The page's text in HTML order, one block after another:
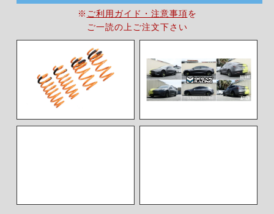
※ ご利用ガイド・注意事項を
ご一読の上ご注文下さい